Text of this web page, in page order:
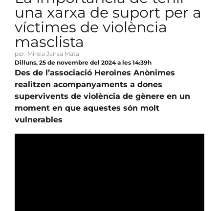
una xarxa de suport per a
víctimes de violència
masclista
per: Mireia Jansà Mata
Dilluns, 25 de novembre del 2024 a les 14:39h
Des de l’associació Heroïnes Anònimes
realitzen acompanyaments a dones
supervivents de violència de gènere en un
moment en que aquestes són molt
vulnerables